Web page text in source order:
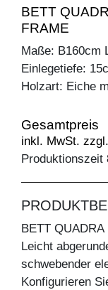
BETT
FRAME
Maße: B160cm
Einlegetiefe:
Holzart: Eiche
Gesamtpreis
inkl. MwSt.
Produktionszeit
BETT
Leicht
schwebender
Konfigurieren